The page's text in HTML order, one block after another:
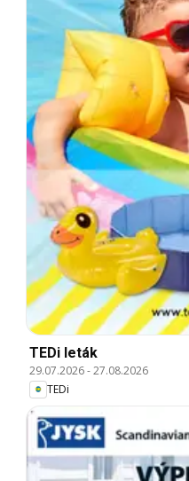
TEDi leták
29.07.2026-27.08.2026
TEDi